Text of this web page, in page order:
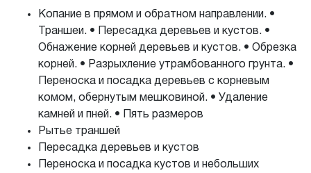
Копание в прямом и обратном направлении. •
Траншеи. • Пересадка деревьев и кустов. •
Обнажение корней деревьев и кустов. • Обрезка
корней. • Разрыхление утрамбованного грунта. •
Переноска и посадка деревьев с корневым
комом, обернутым мешковиной. • Удаление
камней и пней. • Пять размеров
Рытье траншей
Пересадка деревьев и кустов
Переноска и посадка кустов и небольших